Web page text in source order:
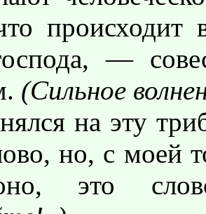
происходит
—
(Сильное
на эту
но, с моей
это